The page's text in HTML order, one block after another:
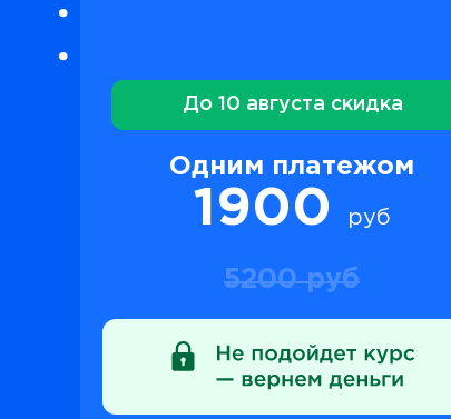
До 10 августа скидка
Одним платежом
1900 руб
5200 руб